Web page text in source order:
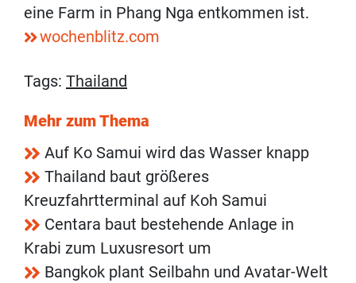
eine Farm in Phang Nga entkommen ist.
wochenblitz.com
Tags: Thailand
Mehr zum Thema
Auf Ko Samui wird das Wasser knapp
Thailand baut größeres
Kreuzfahrtterminal auf Koh Samui
Centara baut bestehende Anlage in
Krabi zum Luxusresort um
Bangkok plant Seilbahn und Avatar-Welt